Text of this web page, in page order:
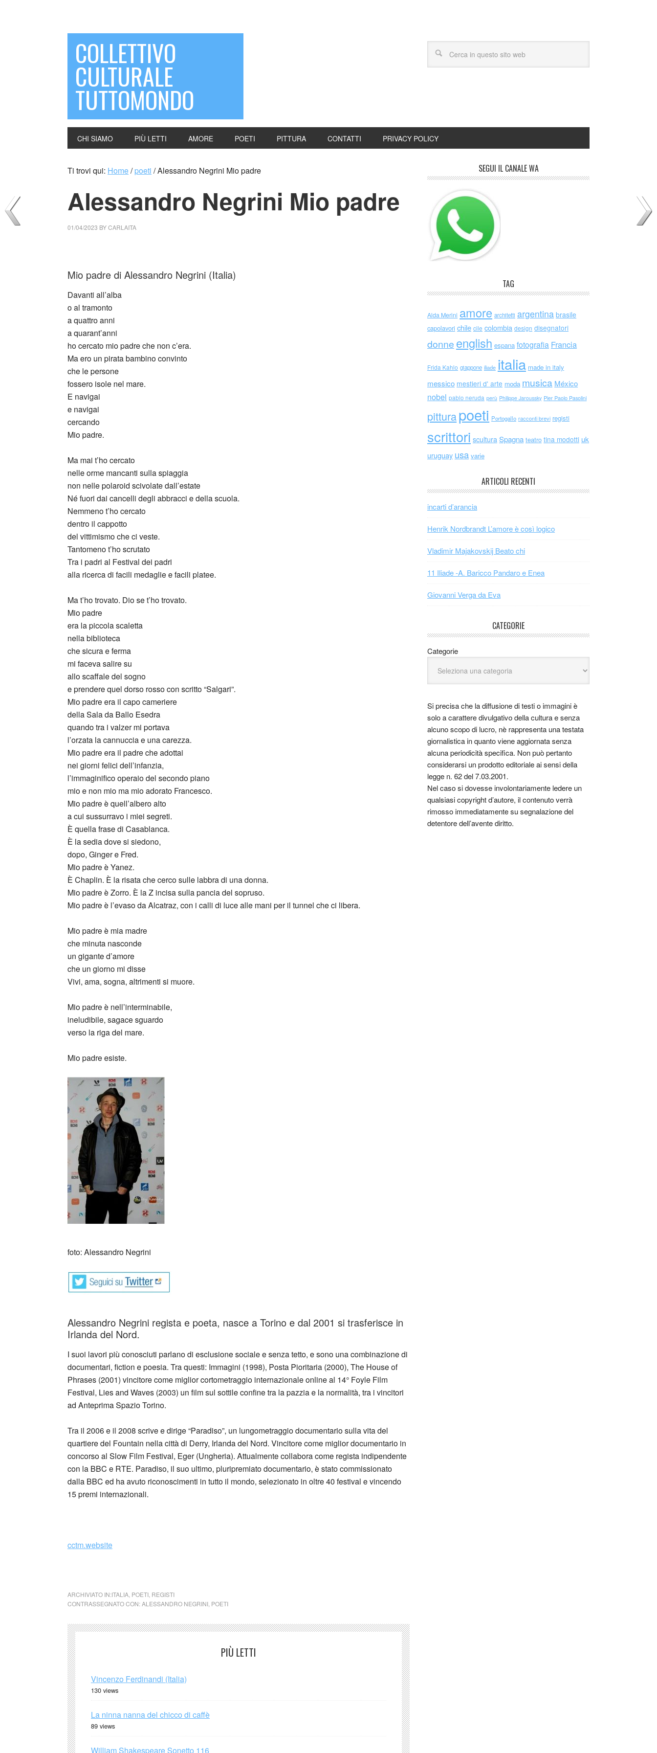
COLLETTIVO
CULTURALE
TUTTOMONDO
CHI SIAMO PIÙ LETTI AMORE POETI PITTURA CONTATTI PRIVACY POLICY
Ti trovi qui: Home/ poeti /Alessandro Negrini Mio padre
Alessandro Negrini Mio padre
01/04/2023 BYCARLAITA
Mio padre di Alessandro Negrini (Italia)
Davanti all’alba
o al tramonto
a quattro anni
a quarant’anni
ho cercato mio padre che non c’era.
Ma ero un pirata bambino convinto
che le persone
fossero isole nel mare.
E navigai
e navigai
cercando
Mio padre.
Ma mai t’ho cercato
nelle orme mancanti sulla spiaggia
non nelle polaroid scivolate dall’estate
Né fuori dai cancelli degli abbracci e della scuola.
Nemmeno t’ho cercato
dentro il cappotto
del vittimismo che ci veste.
Tantomeno t’ho scrutato
Tra i padri al Festival dei padri
alla ricerca di facili medaglie e facili platee.
Ma t’ho trovato. Dio se t’ho trovato.
Mio padre
era la piccola scaletta
nella biblioteca
che sicura e ferma
mi faceva salire su
allo scaffale del sogno
e prendere quel dorso rosso con scritto “Salgari”.
Mio padre era il capo cameriere
della Sala da Ballo Esedra
quando tra i valzer mi portava
l’orzata la cannuccia e una carezza.
Mio padre era il padre che adottai
nei giorni felici dell’infanzia,
l’immaginifico operaio del secondo piano
mio e non mio ma mio adorato Francesco.
Mio padre è quell’albero alto
a cui sussurravo i miei segreti.
È quella frase di Casablanca.
È la sedia dove si siedono,
dopo, Ginger e Fred.
Mio padre è Yanez.
È Chaplin. È la risata che cerco sulle labbra di una donna.
Mio padre è Zorro. È la Z incisa sulla pancia del sopruso.
Mio padre è l’evaso da Alcatraz, con i calli di luce alle mani per il tunnel che ci libera.
Mio padre è mia madre
che minuta nasconde
un gigante d’amore
che un giorno mi disse
Vivi, ama, sogna, altrimenti si muore.
Mio padre è nell’interminabile,
ineludibile, sagace sguardo
verso la riga del mare.
Mio padre esiste.
foto: Alessandro Negrini
Alessandro Negrini regista e poeta, nasce a Torino e dal 2001 si trasferisce in
Irlanda del Nord.
I suoi lavori più conosciuti parlano di esclusione sociale e senza tetto, e sono una combinazione di
documentari, fiction e poesia. Tra questi: Immagini (1998), Posta Pioritaria (2000), The House of
Phrases (2001) vincitore come miglior cortometraggio internazionale online al 14° Foyle Film
Festival, Lies and Waves (2003) un film sul sottile confine tra la pazzia e la normalità, tra i vincitori
ad Anteprima Spazio Torino.
Tra il 2006 e il 2008 scrive e dirige “Paradiso”, un lungometraggio documentario sulla vita del
quartiere del Fountain nella città di Derry, Irlanda del Nord. Vincitore come miglior documentario in
concorso al Slow Film Festival, Eger (Ungheria). Attualmente collabora come regista indipendente
con la BBC e RTE. Paradiso, il suo ultimo, pluripremiato documentario, è stato commissionato
dalla BBC ed ha avuto riconoscimenti in tutto il mondo, selezionato in oltre 40 festival e vincendo
15 premi internazionali.
cctm.website
ARCHIVIATO IN:ITALIA POETI REGISTI
CONTRASSEGNATO CON:ALESSANDRO NEGRINI POETI
PIÙ LETTI
Vincenzo Ferdinandi (Italia)
130 views
La ninna nanna del chicco di caffè
89 views
William Shakespeare Sonetto 116
SEGUI IL CANALE WA
TAG
Alda Merini amore architetti argentina brasile
capolavori chile cile colombia design disegnatori
donne english espana fotografia Francia
Frida Kahlo giappone iliade italia made in italy
messico mestieri d' arte moda musica México
nobel pablo neruda perù Philippe Jaroussky Pier Paolo Pasolini
pitturapoeti Portogallo racconti brevi registi
scrittori scultura Spagna teatro tina modotti uk
uruguay usa varie
ARTICOLI RECENTI
incarti d’arancia
Henrik Nordbrandt L’amore è così logico
Vladimir Majakovskij Beato chi
11 Iliade -A. Baricco Pandaro e Enea
Giovanni Verga da Eva
CATEGORIE
Categorie
Si precisa che la diffusione di testi o immagini è
solo a carattere divulgativo della cultura e senza
alcuno scopo di lucro, nè rappresenta una testata
giornalistica in quanto viene aggiornata senza
alcuna periodicità specifica. Non può pertanto
considerarsi un prodotto editoriale ai sensi della
legge n. 62 del 7.03.2001.
Nel caso si dovesse involontariamente ledere un
qualsiasi copyright d’autore, il contenuto verrà
rimosso immediatamente su segnalazione del
detentore dell’avente diritto.